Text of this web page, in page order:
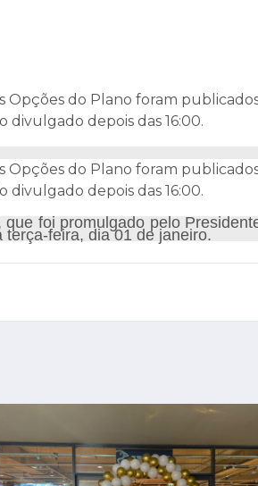
Opções do Plano foram
depois das 16:00.
Opções do Plano foram
depois das 16:00.
foi promulgado pelo
feira, dia 01 de janeiro.